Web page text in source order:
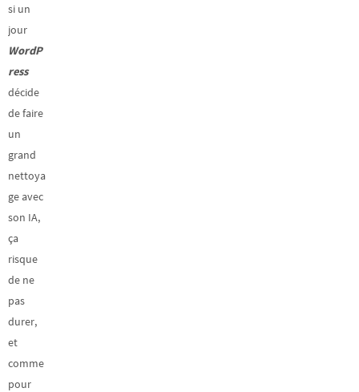
si un
jour
WordP
ress
décide
de faire
un
grand
nettoya
ge avec
son IA,
ça
risque
de ne
pas
durer,
et
comme
pour